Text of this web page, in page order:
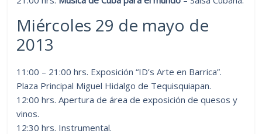
Miércoles 29 de mayo de
2013
11:00 – 21:00 hrs. Exposición “ID’s Arte en Barrica”.
Plaza Principal Miguel Hidalgo de Tequisquiapan.
12:00 hrs. Apertura de área de exposición de quesos y
vinos.
12:30 hrs. Instrumental.